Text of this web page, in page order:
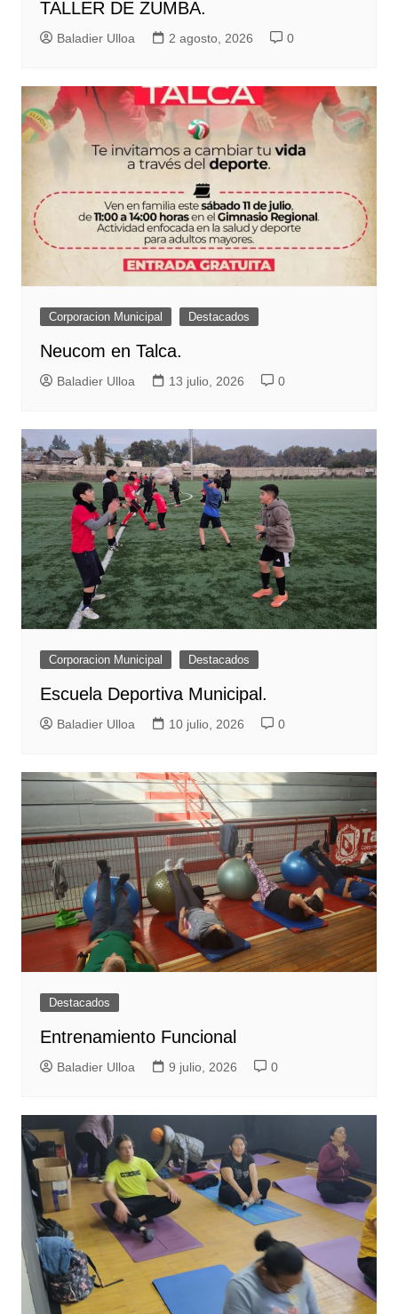
TALLER DE ZUMBA.
Baladier Ulloa 2 agosto, 2026 0
Corporacion Municipal Destacados
Neucom en Talca.
Baladier Ulloa 13 julio, 2026 0
Corporacion Municipal Destacados
Escuela Deportiva Municipal.
Baladier Ulloa 10 julio, 2026 0
Destacados
Entrenamiento Funcional
Baladier Ulloa 9 julio, 2026 0